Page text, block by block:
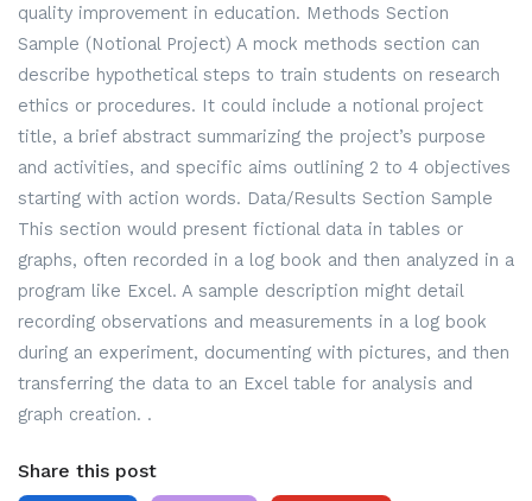
quality improvement in education. Methods Section
Sample (Notional Project) A mock methods section can
describe hypothetical steps to train students on research
ethics or procedures. It could include a notional project
title, a brief abstract summarizing the project’s purpose
and activities, and specific aims outlining 2 to 4 objectives
starting with action words. Data/Results Section Sample
This section would present fictional data in tables or
graphs, often recorded in a log book and then analyzed in a
program like Excel. A sample description might detail
recording observations and measurements in a log book
during an experiment, documenting with pictures, and then
transferring the data to an Excel table for analysis and
graph creation. .
Share this post